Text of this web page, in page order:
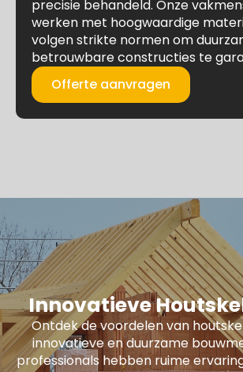
precisie behandeld. Onze
werken met hoogwaardige
volgen strikte normen om
betrouwbare constructies te
Offerte aanvragen
Innovatieve
Ontdek de voordelen van
innovatieve en duurzame
professionals hebben ruime